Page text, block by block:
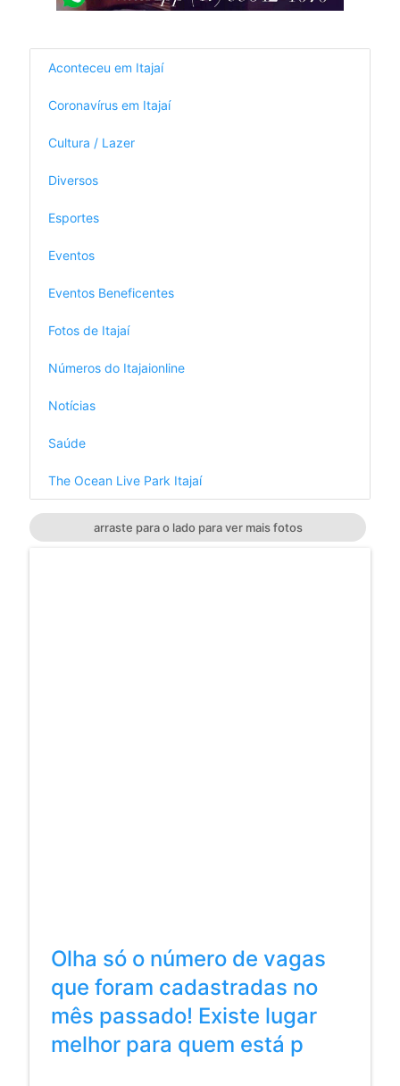
Aconteceu em Itajaí
Coronavírus em Itajaí
Cultura / Lazer
Diversos
Esportes
Eventos
Eventos Beneficentes
Fotos de Itajaí
Números do Itajaionline
Notícias
Saúde
The Ocean Live Park Itajaí
arraste para o lado para ver mais fotos
Olha só o número de vagas
que foram cadastradas no
mês passado! Existe lugar
melhor para quem está p